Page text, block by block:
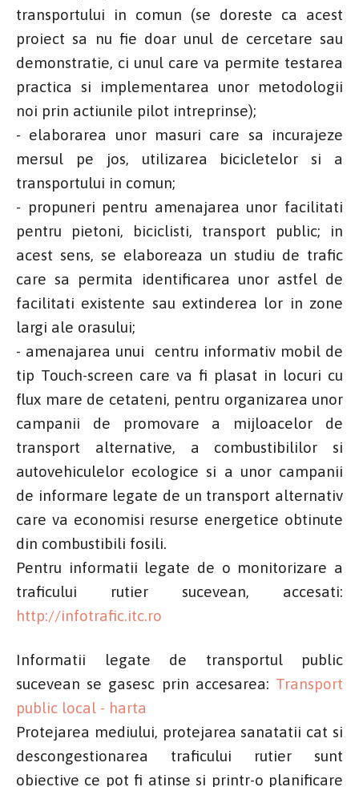
transportului in comun (se doreste ca acest
proiect sa nu fie doar unul de cercetare sau
demonstratie, ci unul care va permite testarea
practica si implementarea unor metodologii
noi prin actiunile pilot intreprinse);
- elaborarea unor masuri care sa incurajeze
mersul pe jos, utilizarea bicicletelor si a
transportului in comun;
- propuneri pentru amenajarea unor facilitati
pentru pietoni, biciclisti, transport public; in
acest sens, se elaboreaza un studiu de trafic
care sa permita identificarea unor astfel de
facilitati existente sau extinderea lor in zone
largi ale orasului;
- amenajarea unui centru informativ mobil de
tip Touch-screen care va fi plasat in locuri cu
flux mare de cetateni, pentru organizarea unor
campanii de promovare a mijloacelor de
transport alternative, a combustibililor si
autovehiculelor ecologice si a unor campanii
de informare legate de un transport alternativ
care va economisi resurse energetice obtinute
din combustibili fosili.
Pentru informatii legate de o monitorizare a
traficului rutier sucevean, accesati:
http://infotrafic.itc.ro
Informatii legate de transportul public
sucevean se gasesc prin accesarea: Transport
public local - harta
Protejarea mediului, protejarea sanatatii cat si
descongestionarea traficului rutier sunt
obiective ce pot fi atinse si printr-o planificare